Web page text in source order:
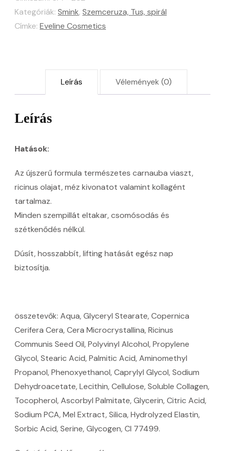
10ml
mennyiség
Kategóriák: Smink, Szemceruza, Tus, spirál
Címke: Eveline Cosmetics
Leírás Vélemények (0)
Leírás
Hatások:
Az újszerű formula természetes carnauba viaszt,
ricinus olajat, méz kivonatot valamint kollagént
tartalmaz.
Minden szempillát eltakar, csomósodás és
szétkenődés nélkül.
Dúsít, hosszabbít, lifting hatását egész nap
biztosítja.
összetevők: Aqua, Glyceryl Stearate, Copernica
Cerifera Cera, Cera Microcrystallina, Ricinus
Communis Seed Oil, Polyvinyl Alcohol, Propylene
Glycol, Stearic Acid, Palmitic Acid, Aminomethyl
Propanol, Phenoxyethanol, Caprylyl Glycol, Sodium
Dehydroacetate, Lecithin, Cellulose, Soluble Collagen,
Tocopherol, Ascorbyl Palmitate, Glycerin, Citric Acid,
Sodium PCA, Mel Extract, Silica, Hydrolyzed Elastin,
Sorbic Acid, Serine, Glycogen, CI 77499.